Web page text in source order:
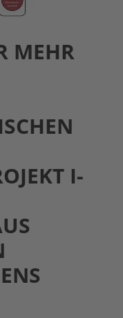
MEHR
I-